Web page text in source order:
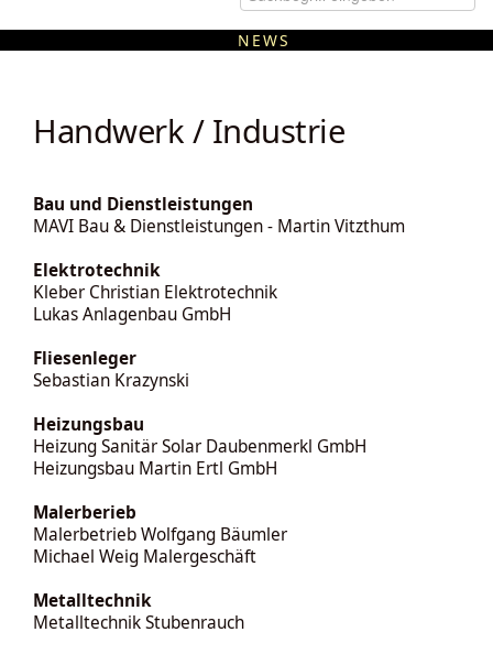
NEWS
Handwerk / Industrie
Bau und Dienstleistungen
MAVI Bau & Dienstleistungen - Martin Vitzthum
Elektrotechnik
Kleber Christian Elektrotechnik
Lukas Anlagenbau GmbH
Fliesenleger
Sebastian Krazynski
Heizungsbau
Heizung Sanitär Solar Daubenmerkl GmbH
Heizungsbau Martin Ertl GmbH
Malerberieb
Malerbetrieb Wolfgang Bäumler
Michael Weig Malergeschäft
Metalltechnik
Metalltechnik Stubenrauch